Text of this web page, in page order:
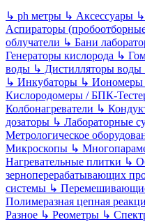
↳ ph метры ↳ Аксессуары ↳
Аспираторы
облучатели ↳ Бани
Генераторы кислорода ↳
воды ↳ Дистилляторы воды
↳ Инкубаторы ↳ Иономеры
Кислородомеры / БПК-
Колбонагреватели ↳
дозаторы ↳ Лабораторные
Метрологическое
Микроскопы ↳
Нагревательные плитки ↳
зерноперерабатывающих
системы ↳
Полимеразная цепная
Разное ↳ Реометры ↳